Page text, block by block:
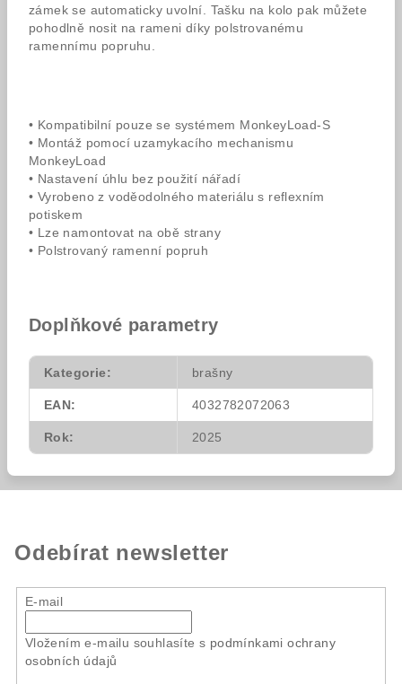
zámek se automaticky uvolní. Tašku na kolo pak můžete
pohodlně nosit na rameni díky polstrovanému
ramennímu popruhu.
• Kompatibilní pouze se systémem MonkeyLoad-S
• Montáž pomocí uzamykacího mechanismu
MonkeyLoad
• Nastavení úhlu bez použití nářadí
• Vyrobeno z voděodolného materiálu s reflexním
potiskem
• Lze namontovat na obě strany
• Polstrovaný ramenní popruh
Doplňkové parametry
Kategorie: brašny
EAN: 4032782072063
Rok: 2025
Odebírat newsletter
E-mail
Vložením e-mailu souhlasíte s podmínkami ochrany
osobních údajů